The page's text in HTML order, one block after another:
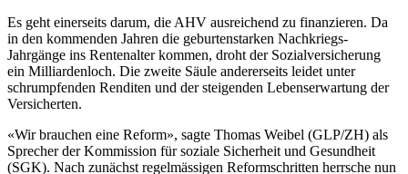
Es geht einerseits darum, die AHV ausreichend zu finanzieren. Da
in den kommenden Jahren die geburtenstarken Nachkriegs-
Jahrgänge ins Rentenalter kommen, droht der Sozialversicherung
ein Milliardenloch. Die zweite Säule andererseits leidet unter
schrumpfenden Renditen und der steigenden Lebenserwartung der
Versicherten.
«Wir brauchen eine Reform», sagte Thomas Weibel (GLP/ZH) als
Sprecher der Kommission für soziale Sicherheit und Gesundheit
(SGK). Nach zunächst regelmässigen Reformschritten herrsche nun